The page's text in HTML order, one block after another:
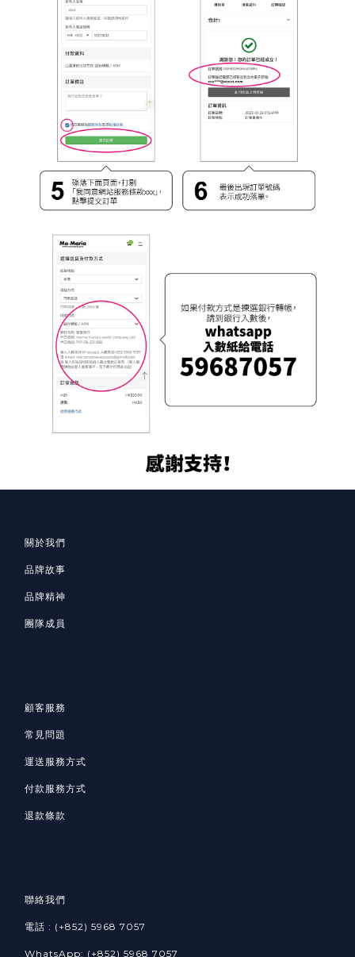
關於我們
品牌故事
品牌精神
團隊成員
顧客服務
常見問題
運送服務方式
付款服務方式
退款條款
聯絡我們
電話 : (+852) 5968 7057
WhatsApp: (+852) 5968 7057